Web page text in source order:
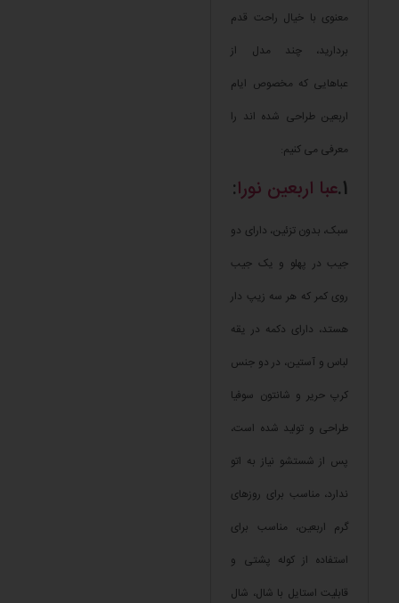
معنوی با خیال راحت قدم
بردارید، چند مدل از
عباهایی که مخصوص ایام
اربعین طراحی شده اند را
معرفی می کنیم:
1. عبا اربعین نورا:
سبک، بدون تزئین، دارای دو
جیب در پهلو و یک جیب
روی کمر که هر سه زیپ دار
هستد، دارای دکمه در یقه
لباس و آستین، در دو جنس
کرپ حریر و شانتون سوفیا
طراحی و تولید شده است،
پس از شستشو نیاز به اتو
ندارد، مناسب برای روزهای
گرم اربعین، مناسب برای
استفاده از کوله پشتی و
قابلیت استایل با شال، شال